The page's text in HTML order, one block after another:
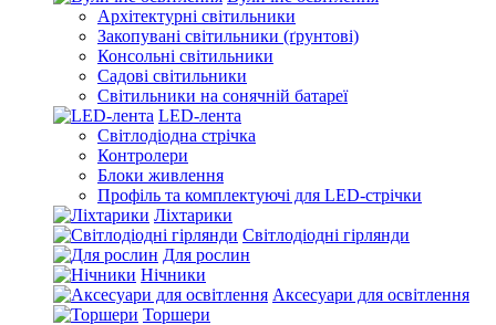
Архітектурні світильники
Закопувані світильники (ґрунтові)
Консольні світильники
Садові світильники
Світильники на сонячній батареї
LED-лента
Світлодіодна стрічка
Контролери
Блоки живлення
Профіль та комплектуючі для LED-стрічки
Ліхтарики
Світлодіодні гірлянди
Для рослин
Нічники
Аксесуари для освітлення
Торшери